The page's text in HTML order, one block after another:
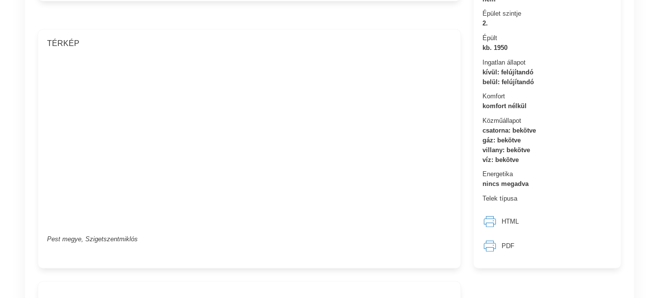
Épület szintje
2.
Épült
kb. 1950
Ingatlan állapot
kívül: felújítandó
belül: felújítandó
Komfort
komfort nélkül
Közműállapot
csatorna: bekötve
gáz: bekötve
villany: bekötve
víz: bekötve
Energetika
nincs megadva
Telek típusa
HTML
PDF
TÉRKÉP
Pest megye, Szigetszentmiklós